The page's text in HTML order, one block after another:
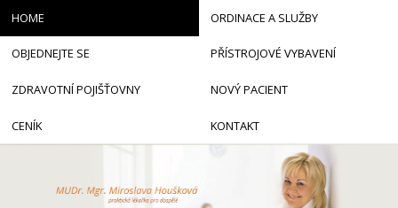
HOME ORDINACE A SLUŽBY
OBJEDNEJTE SE PŘÍSTROJOVÉ VYBAVENÍ
ZDRAVOTNÍ POJIŠŤOVNY NOVÝ PACIENT
CENÍK KONTAKT